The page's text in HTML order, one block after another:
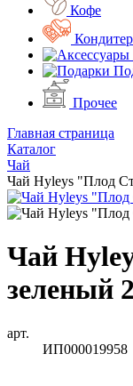
Кофе
Прочее
Главная страница
Каталог
Чай
Чай Hyleys "Плод
Чай
зеленый
арт.
ИП000019958